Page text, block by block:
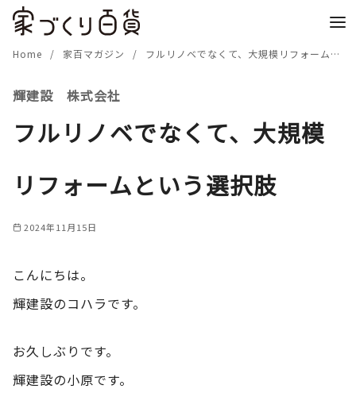
Home 家百マガジン フルリノベでなくて、大規模リフォームという選択肢
輝建設 株式会社
フルリノベでなくて、大規模
リフォームという選択肢
2024年11月15日
こんにちは。
輝建設のコハラです。
お久しぶりです。
輝建設の小原です。